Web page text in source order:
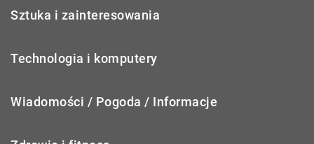
Sztuka i zainteresowania
Technologia i komputery
Wiadomości / Pogoda / Informacje